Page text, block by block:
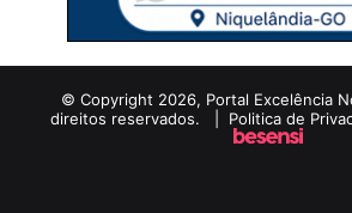
© Copyright 2026, Portal Excelência
direitos reservados. | Politica de